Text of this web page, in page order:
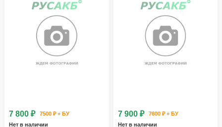
7 800 ₽
7500 ₽ + БУ
Нет в наличии
7 900 ₽
7600 ₽ + БУ
Нет в наличии